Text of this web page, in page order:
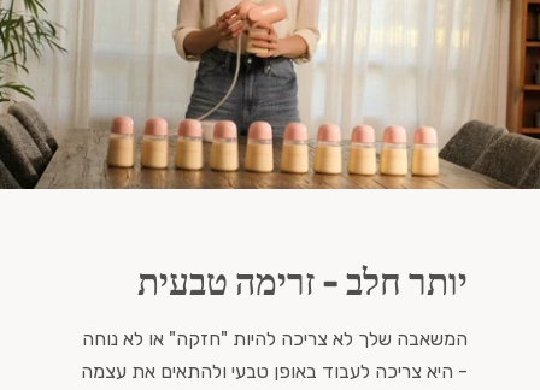
יותר חלב - זרימה טבעית
המשאבה שלך לא צריכה להיות "חזקה" או לא נוחה
- היא צריכה לעבוד באופן טבעי ולהתאים את עצמה